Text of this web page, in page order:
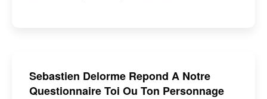
Sebastien Delorme Repond A Notre
Questionnaire Toi Ou Ton Personnage